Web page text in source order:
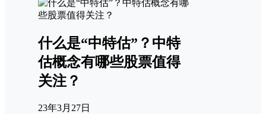
什么是“中特估”？中特
估概念有哪些股票值得
关注？
23年3月27日